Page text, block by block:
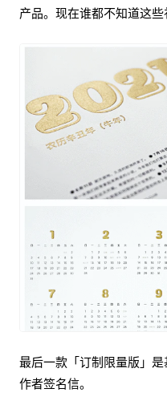
产品。现在谁都不知道这些
最后一款「订制限量版」
作者签名信。